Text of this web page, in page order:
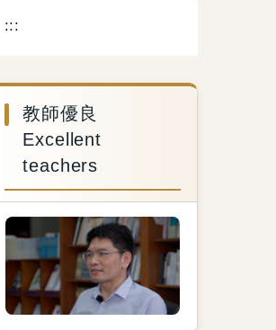
:::
教師優良
Excellent
teachers